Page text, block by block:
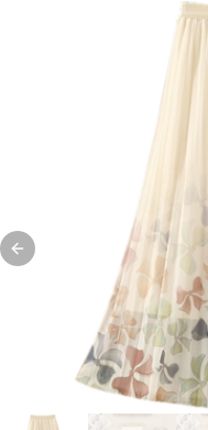
Previous slide